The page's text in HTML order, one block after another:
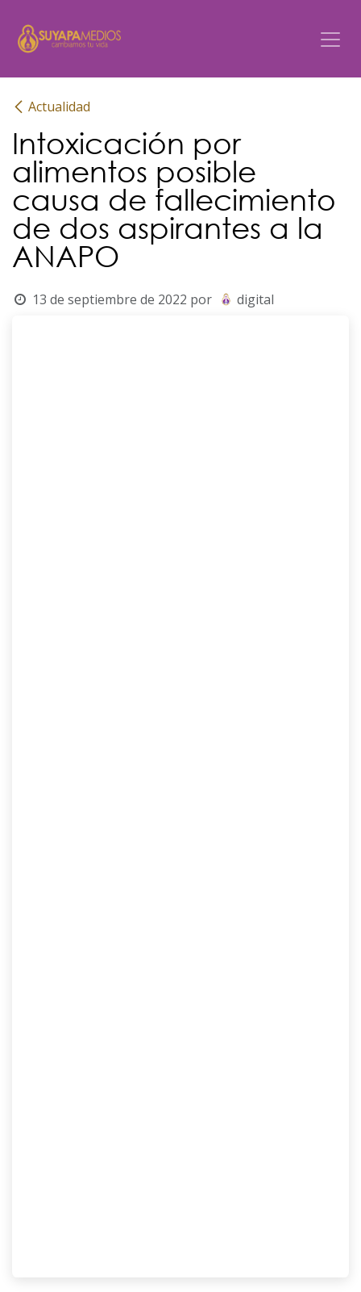
Actualidad
Intoxicación por
alimentos posible
causa de fallecimiento
de dos aspirantes a la
ANAPO
13 de septiembre de 2022 por digital